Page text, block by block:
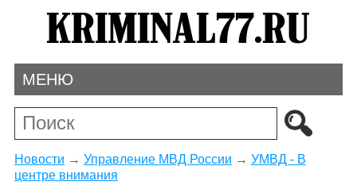
МЕНЮ
Новости → Управление МВД России → УМВД - В
центре внимания